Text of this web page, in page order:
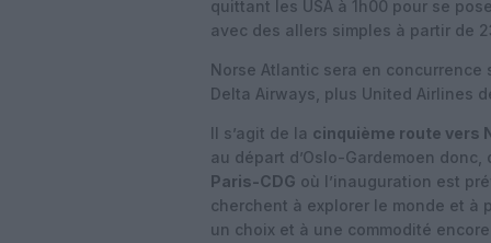
quittant les USA à 1h00 pour se
avec des allers simples à partir de
Norse Atlantic sera en concurrence
Delta Airways, plus United Airlines
Il s’agit de la cinquième route vers
au départ d’Oslo-Gardemoen
Paris-CDG où l’inauguration est
cherchent à explorer le monde et à
un choix et à une commodité